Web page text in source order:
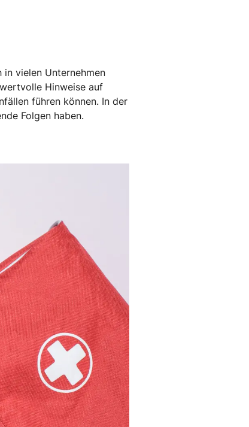
vielen Unternehmen
Hinweise auf
führen können. In der
Folgen haben.